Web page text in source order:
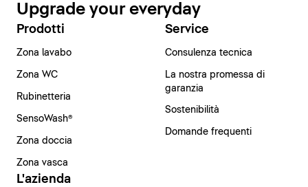
Upgrade your everyday
Prodotti
Zona lavabo
Zona WC
Rubinetteria
SensoWash®
Zona doccia
Zona vasca
Service
Consulenza tecnica
La nostra promessa di
garanzia
Sostenibilità
Domande frequenti
L'azienda